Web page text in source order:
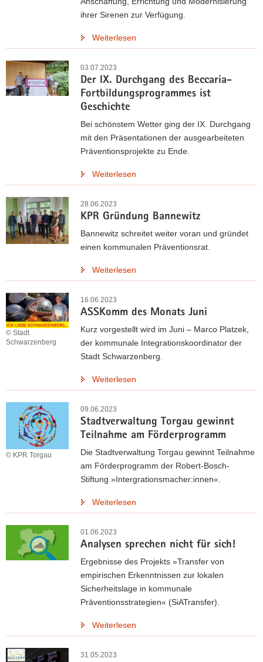
ihrer Sirenen zur Verfügung.
Weiterlesen
03.07.2023
Der IX. Durchgang des Beccaria-
Fortbildungsprogrammes ist
Geschichte
Bei schönstem Wetter ging der IX. Durchgang
mit den Präsentationen der ausgearbeiteten
Präventionsprojekte zu Ende.
Weiterlesen
28.06.2023
KPR Gründung Bannewitz
Bannewitz schreitet weiter voran und gründet
einen kommunalen Präventionsrat.
Weiterlesen
16.06.2023
ASSKomm des Monats Juni
© Stadt
Schwarzenberg
Kurz vorgestellt wird im Juni – Marco Platzek,
der kommunale Integrationskoordinator der
Stadt Schwarzenberg.
Weiterlesen
09.06.2023
Stadtverwaltung Torgau gewinnt
Teilnahme am Förderprogramm
© KPR Torgau
Die Stadtverwaltung Torgau gewinnt Teilnahme
am Förderprogramm der Robert-Bosch-
Stiftung »Intergrationsmacher:innen«.
Weiterlesen
01.06.2023
Analysen sprechen nicht für sich!
Ergebnisse des Projekts »Transfer von
empirischen Erkenntnissen zur lokalen
Sicherheitslage in kommunale
Präventionsstrategien« (SiATransfer).
Weiterlesen
31.05.2023